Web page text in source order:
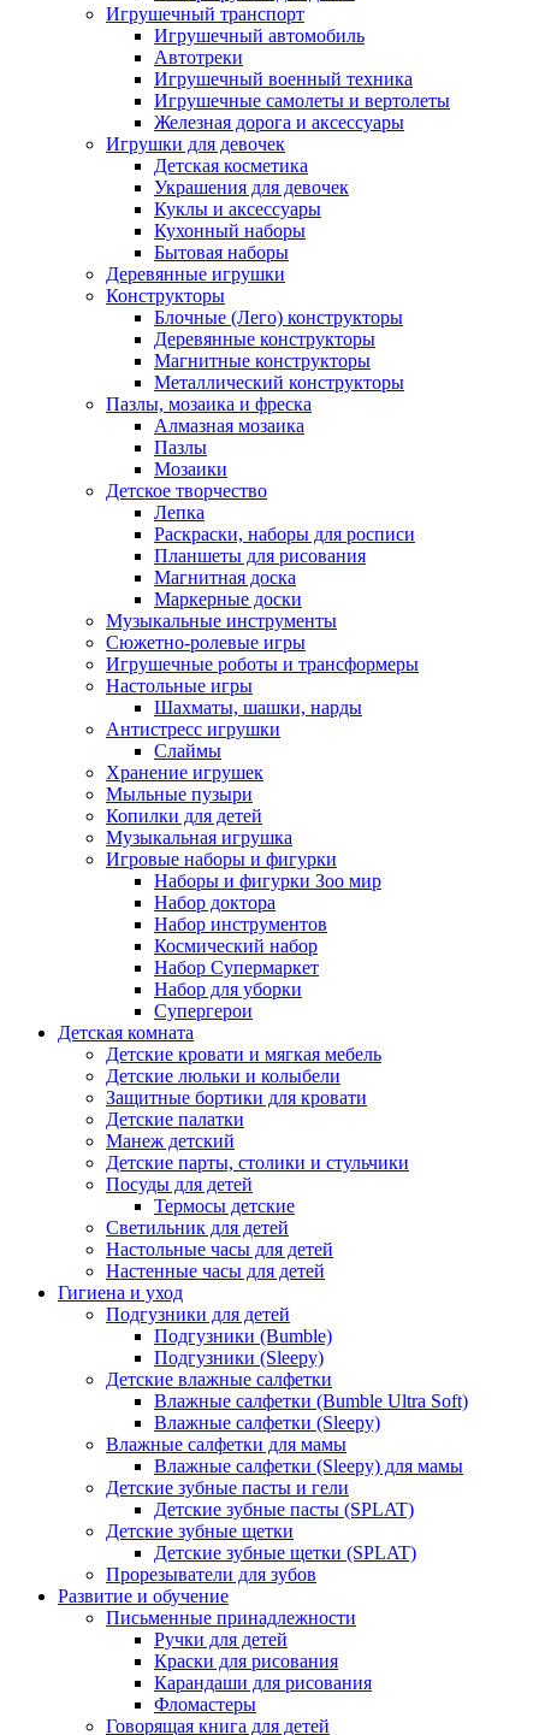
Игрушечный транспорт
Игрушечный автомобиль
Aвтотреки
Игрушечный военный техника
Игрушечные самолеты и вертолеты
Железная дорога и аксессуары
Игрушки для девочек
Детская косметика
Украшения для девочек
Куклы и аксессуары
Кухонный наборы
Бытовая наборы
Деревянные игрушки
Конструкторы
Блочные (Лего) конструкторы
Деревянные конструкторы
Магнитные конструкторы
Металлический конструкторы
Пазлы, мозаика и фреска
Алмазная мозаика
Пазлы
Мозаики
Детское творчество
Лепка
Раскраски, наборы для росписи
Планшеты для рисования
Магнитная доска
Маркерные доски
Музыкальные инструменты
Сюжетно-ролевые игры
Игрушечные роботы и трансформеры
Настольные игры
Шахматы, шашки, нарды
Антистресс игрушки
Слаймы
Хранение игрушек
Мыльные пузыри
Копилки для детей
Музыкальная игрушка
Игровые наборы и фигурки
Наборы и фигурки Зоо мир
Набор доктора
Набор инструментов
Космический набор
Hабор Супермаркет
Набор для уборки
Супергерои
Детская комната
Детские кровати и мягкая мебель
Детские люльки и колыбели
Защитные бортики для кровати
Детские палатки
Манеж детский
Детские парты, столики и стульчики
Посуды для детей
Термосы детские
Светильник для детей
Настольные часы для детей
Настенные часы для детей
Гигиена и уход
Подгузники для детей
Подгузники (Bumble)
Подгузники (Sleepy)
Детские влажные салфетки
Влажные салфетки (Bumble Ultra Soft)
Влажные салфетки (Sleepy)
Влажные салфетки для мамы
Влажные салфетки (Sleepy) для мамы
Детские зубные пасты и гели
Детские зубные пасты (SPLAT)
Детские зубные щетки
Детские зубные щетки (SPLAT)
Прорезыватели для зубов
Развитие и обучение
Письменные принадлежности
Ручки для детей
Краски для рисования
Карандаши для рисования
Фломастеры
Говорящая книга для детей